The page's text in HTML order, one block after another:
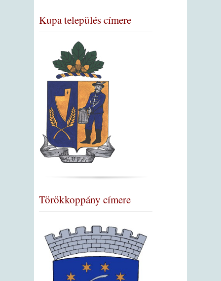
Kupa település címere
Törökkoppány címere